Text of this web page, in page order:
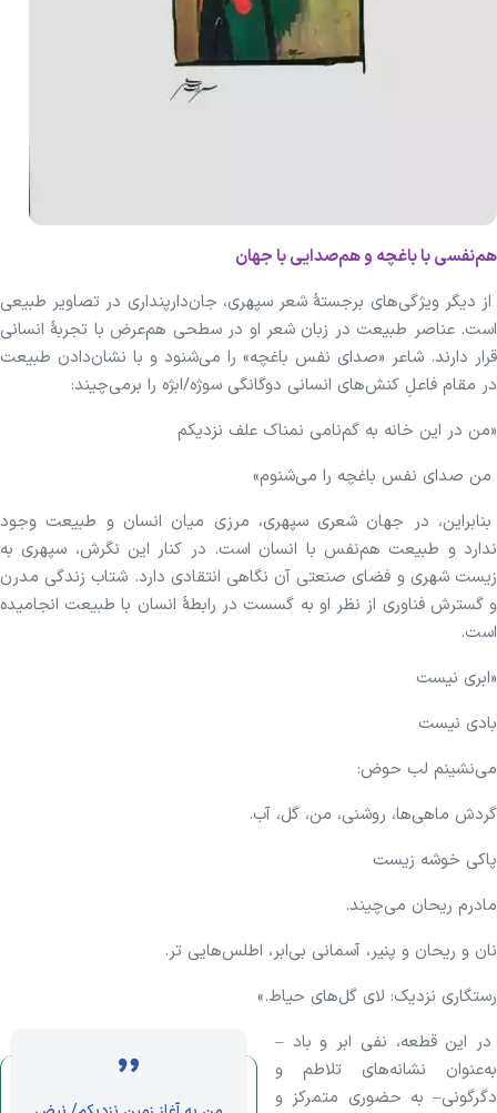
هم‌نفسی با باغچه و هم‌صدایی با جهان
از دیگر ویژگی‌های برجستهٔ شعر سپهری، جان‌دارپنداری در تصاویر طبیعی
است. عناصر طبیعت در زبان شعر او در سطحی هم‌عرض با تجربهٔ انسانی
قرار دارند. شاعر «صدای نفس باغچه» را می‌شنود و با نشان‌دادن طبیعت
در مقام فاعلِ کنش‌های انسانی دوگانگی سوژه/ابژه را برمی‌چیند:
«من در این خانه به گم‌نامی نمناک علف نزدیکم
من صدای نفس باغچه را می‌شنوم»
بنابراین، در جهان شعری سپهری، مرزی میان انسان و طبیعت وجود
ندارد و طبیعت هم‌نفس با انسان است. در کنار این نگرش، سپهری به
زیست شهری و فضای صنعتی آن نگاهی انتقادی دارد. شتاب زندگی مدرن
و گسترش فناوری از نظر او به گسست در رابطهٔ انسان با طبیعت انجامیده
است.
«ابری نیست
بادی نیست‌
می‌نشینم لب حوض:
گردش ماهی‌ها، روشنی، من، گل، آب.
پاکی خوشه زیست
مادرم ریحان می‌چیند.
نان و ریحان و پنیر، آسمانی بی‌ابر، اطلس‌هایی تر.
رستگاری نزدیک: لای گل‌های حیاط.»
در این قطعه، نفی ابر و باد –
به‌عنوان نشانه‌های تلاطم و
دگرگونی– به حضوری متمرکز و